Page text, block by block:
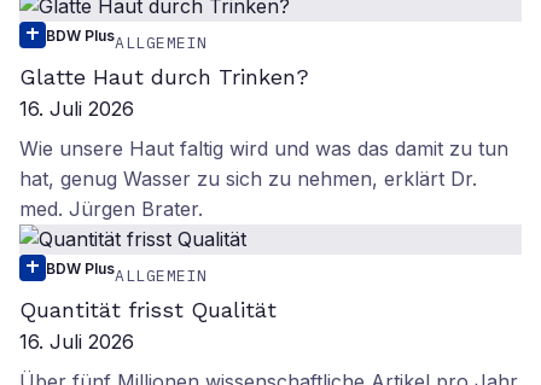
BDW PlusALLGEMEIN
Glatte Haut durch Trinken?
16. Juli 2026
Wie unsere Haut faltig wird und was das damit zu tun
hat, genug Wasser zu sich zu nehmen, erklärt Dr.
med. Jürgen Brater.
BDW PlusALLGEMEIN
Quantität frisst Qualität
16. Juli 2026